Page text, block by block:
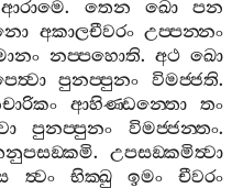
ආරාමෙ. තෙන ඛො
පන
අකාලචීවරං උප‍්පන‍්නං
නප‍්පහොති. අථ ඛො
පුනප‍්පුනං විමජ‍්ජති.
ආහිණ‍්ඩන‍්තො
තං
පුනප‍්පුනං විමජ‍්ජන‍්තං.
. උපසඞ‍්කමිත්‍වා
ත්‍වං භික‍්ඛු ඉමං
චීවරං